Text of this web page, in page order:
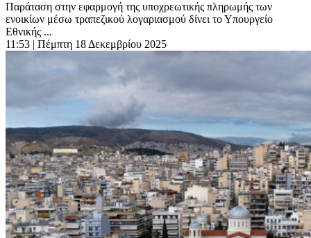
Παράταση στην εφαρμογή της υποχρεωτικής πληρωμής των
ενοικίων μέσω τραπεζικού λογαριασμού δίνει το Υπουργείο
Εθνικής ...
11:53 | Πέμπτη 18 Δεκεμβρίου 2025